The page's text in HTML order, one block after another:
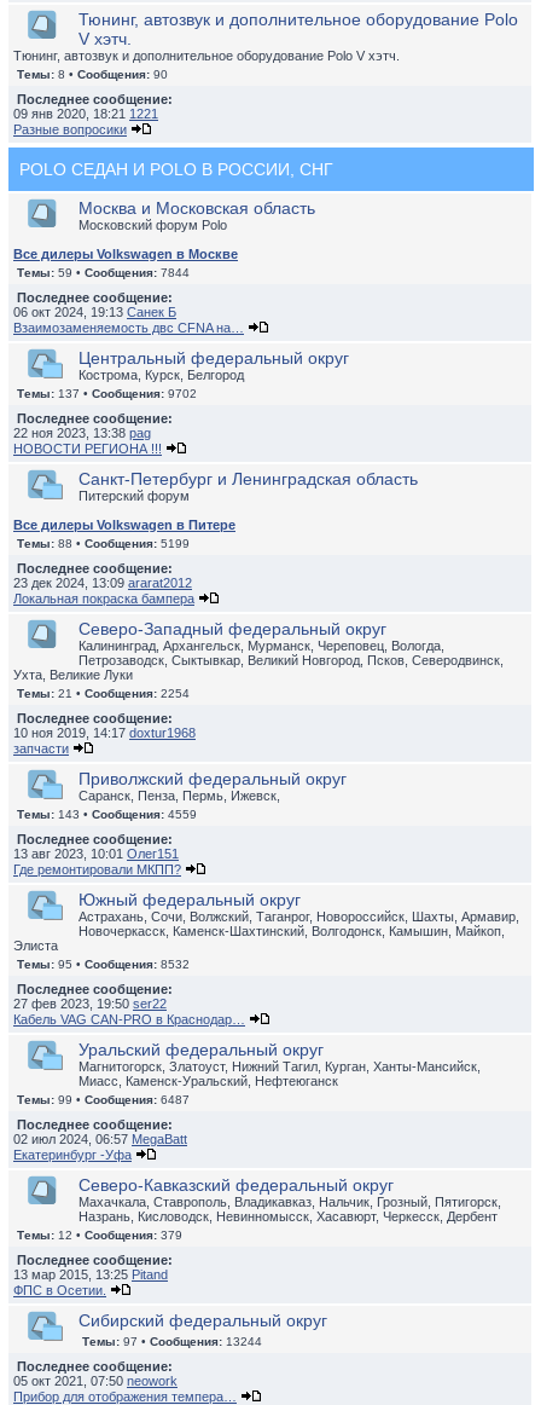
Тюнинг, автозвук и дополнительное оборудование Polo
V хэтч.
Тюнинг, автозвук и дополнительное оборудование Polo V хэтч.
Темы: 8 • Сообщения: 90
Последнее сообщение:
09 янв 2020, 18:21 1221
Разные вопросики
POLO СЕДАН И POLO В РОССИИ, СНГ
Москва и Московская область
Московский форум Polo
Все дилеры Volkswagen в Москве
Темы: 59 • Сообщения: 7844
Последнее сообщение:
06 окт 2024, 19:13 Санек Б
Взаимозаменяемость двс CFNA на…
Центральный федеральный округ
Кострома, Курск, Белгород
Темы: 137 • Сообщения: 9702
Последнее сообщение:
22 ноя 2023, 13:38 pag
НОВОСТИ РЕГИОНА !!!
Санкт-Петербург и Ленинградская область
Питерский форум
Все дилеры Volkswagen в Питере
Темы: 88 • Сообщения: 5199
Последнее сообщение:
23 дек 2024, 13:09 ararat2012
Локальная покраска бампера
Северо-Западный федеральный округ
Калининград, Архангельск, Мурманск, Череповец, Вологда,
Петрозаводск, Сыктывкар, Великий Новгород, Псков, Северодвинск,
Ухта, Великие Луки
Темы: 21 • Сообщения: 2254
Последнее сообщение:
10 ноя 2019, 14:17 doxtur1968
запчасти
Приволжский федеральный округ
Саранск, Пенза, Пермь, Ижевск,
Темы: 143 • Сообщения: 4559
Последнее сообщение:
13 авг 2023, 10:01 Олег151
Где ремонтировали МКПП?
Южный федеральный округ
Астрахань, Сочи, Волжский, Таганрог, Новороссийск, Шахты, Армавир,
Новочеркасск, Каменск-Шахтинский, Волгодонск, Камышин, Майкоп,
Элиста
Темы: 95 • Сообщения: 8532
Последнее сообщение:
27 фев 2023, 19:50 ser22
Кабель VAG CAN-PRO в Краснодар…
Уральский федеральный округ
Магнитогорск, Златоуст, Нижний Тагил, Курган, Ханты-Мансийск,
Миасс, Каменск-Уральский, Нефтеюганск
Темы: 99 • Сообщения: 6487
Последнее сообщение:
02 июл 2024, 06:57 MegaBatt
Екатеринбург -Уфа
Северо-Кавказский федеральный округ
Махачкала, Ставрополь, Владикавказ, Нальчик, Грозный, Пятигорск,
Назрань, Кисловодск, Невинномысск, Хасавюрт, Черкесск, Дербент
Темы: 12 • Сообщения: 379
Последнее сообщение:
13 мар 2015, 13:25 Pitand
ФПС в Осетии.
Сибирский федеральный округ
Темы: 97 • Сообщения: 13244
Последнее сообщение:
05 окт 2021, 07:50 neowork
Прибор для отображения темпера…